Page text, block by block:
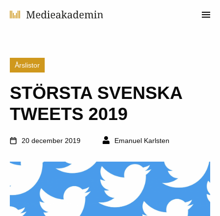
Årslistor
STÖRSTA SVENSKA
TWEETS 2019
20 december 2019 Emanuel Karlsten